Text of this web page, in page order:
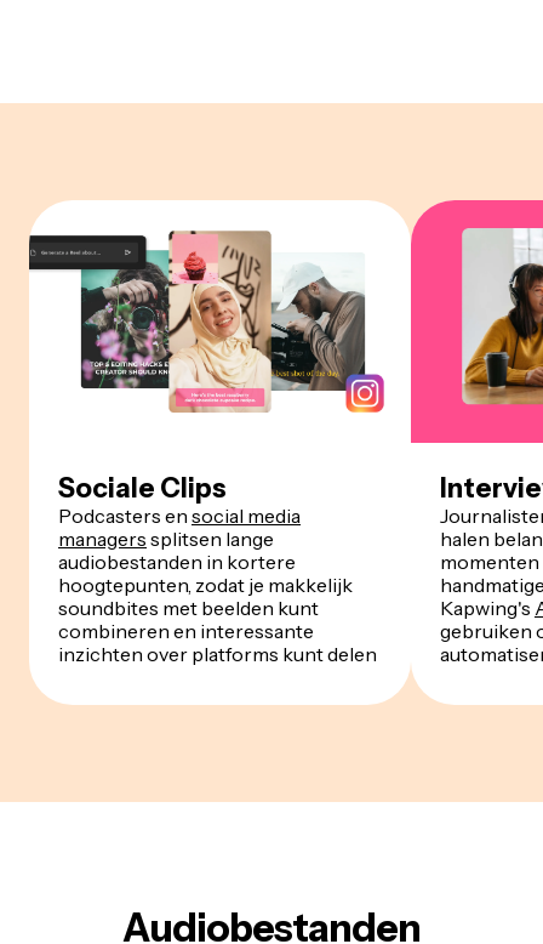
Sociale Clips
Podcasters en social media
managers splitsen lange
audiobestanden in kortere
hoogtepunten, zodat je makkelijk
soundbites met beelden kunt
combineren en interessante
inzichten over platforms kunt delen
halen
Kapwing's
gebruiken
Audiobestanden